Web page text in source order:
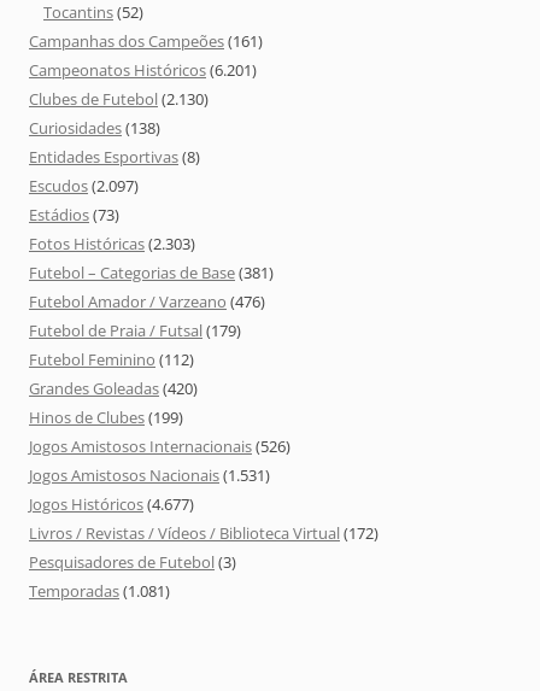
Tocantins(52)
Campanhas dos Campeões(161)
Campeonatos Históricos(6.201)
Clubes de Futebol(2.130)
Curiosidades(138)
Entidades Esportivas(8)
Escudos(2.097)
Estádios(73)
Fotos Históricas(2.303)
Futebol – Categorias de Base(381)
Futebol Amador / Varzeano (476)
Futebol de Praia / Futsal(179)
Futebol Feminino (112)
Grandes Goleadas(420)
Hinos de Clubes(199)
Jogos Amistosos Internacionais(526)
Jogos Amistosos Nacionais(1.531)
Jogos Históricos(4.677)
Livros / Revistas / Vídeos / Biblioteca Virtual(172)
Pesquisadores de Futebol(3)
Temporadas(1.081)
ÁREA RESTRITA